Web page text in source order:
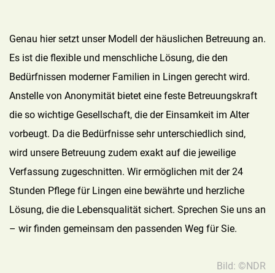
Genau hier setzt unser Modell der häuslichen Betreuung an.
Es ist die flexible und menschliche Lösung, die den
Bedürfnissen moderner Familien in Lingen gerecht wird.
Anstelle von Anonymität bietet eine feste Betreuungskraft
die so wichtige Gesellschaft, die der Einsamkeit im Alter
vorbeugt. Da die Bedürfnisse sehr unterschiedlich sind,
wird unsere Betreuung zudem exakt auf die jeweilige
Verfassung zugeschnitten. Wir ermöglichen mit der 24
Stunden Pflege für Lingen eine bewährte und herzliche
Lösung, die die Lebensqualität sichert. Sprechen Sie uns an
– wir finden gemeinsam den passenden Weg für Sie.
Bild: ©NDR